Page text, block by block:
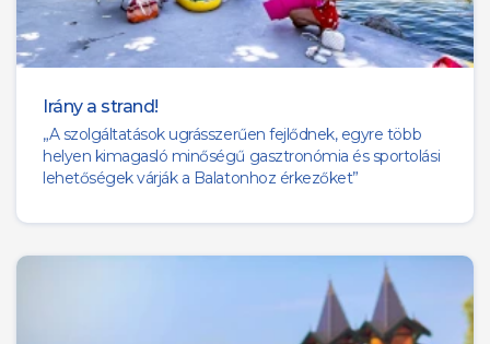
Irány a strand!
„A szolgáltatások ugrásszerűen fejlődnek, egyre több
helyen kimagasló minőségű gasztronómia és sportolási
lehetőségek várják a Balatonhoz érkezőket”